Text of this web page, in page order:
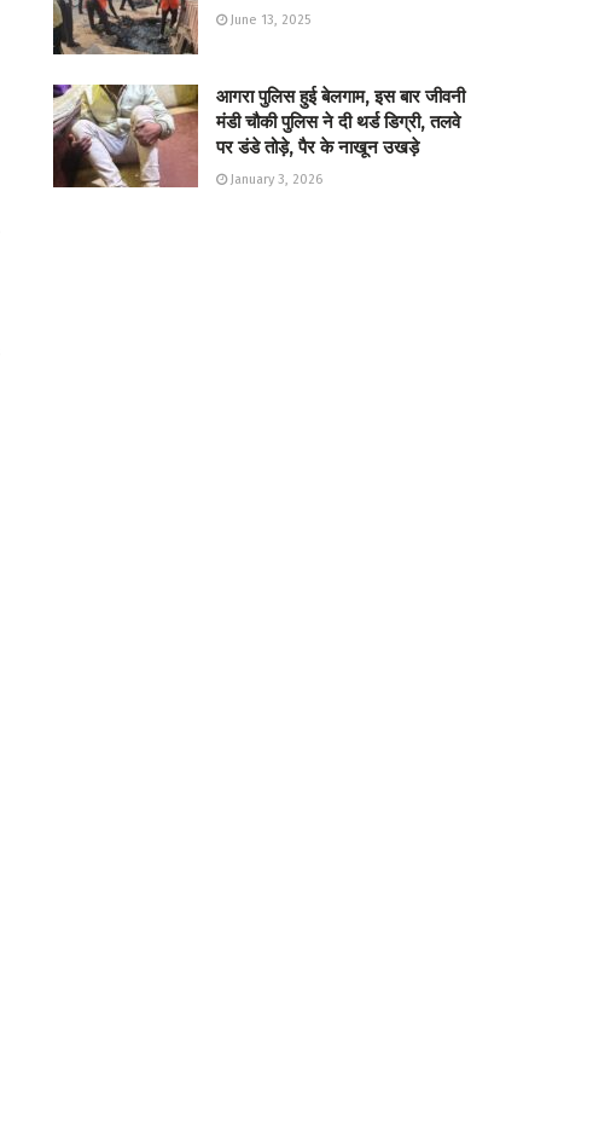
June 13, 2025
आगरा पुलिस हुई बेलगाम, इस बार जीवनी
मंडी चौकी पुलिस ने दी थर्ड डिग्री, तलवे
पर डंडे तोड़े, पैर के नाखून उखड़े
January 3, 2026